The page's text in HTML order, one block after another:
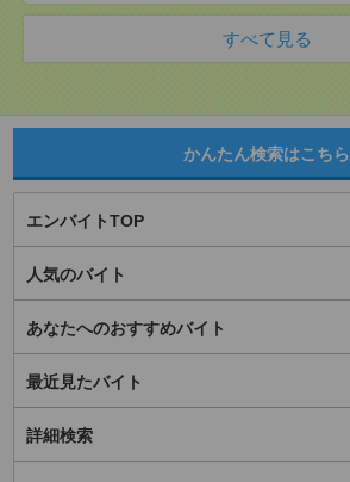
すべて見る
かんたん検索はこちら
エンバイトTOP
人気のバイト
あなたへのおすすめバイト
最近見たバイト
詳細検索